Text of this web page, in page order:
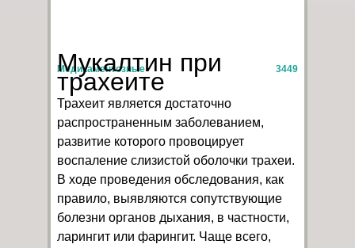
Мукалтин при
трахеите
Медикаментозные 3449
Трахеит является достаточно
распространенным заболеванием,
развитие которого провоцирует
воспаление слизистой оболочки трахеи.
В ходе проведения обследования, как
правило, выявляются сопутствующие
болезни органов дыхания, в частности,
ларингит или фарингит. Чаще всего,